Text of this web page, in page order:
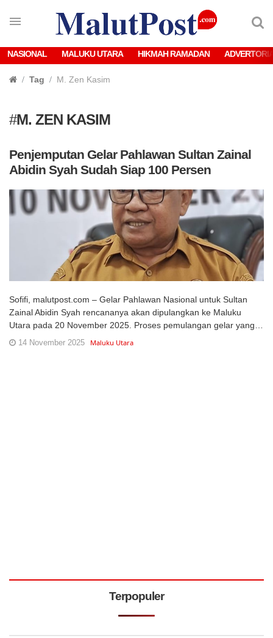
NASIONAL MALUKU UTARA HIKMAH RAMADAN
Tag M. Zen Kasim
#M. ZEN KASIM
Penjemputan Gelar Pahlawan Sultan Zainal
Abidin Syah Sudah Siap 100 Persen
Sofifi, malutpost.com – Gelar Pahlawan Nasional untuk Sultan
Zainal Abidin Syah rencananya akan dipulangkan ke Maluku
Utara pada 20 November 2025. Proses pemulangan gelar yang…
14 November 2025 Maluku Utara
Terpopuler